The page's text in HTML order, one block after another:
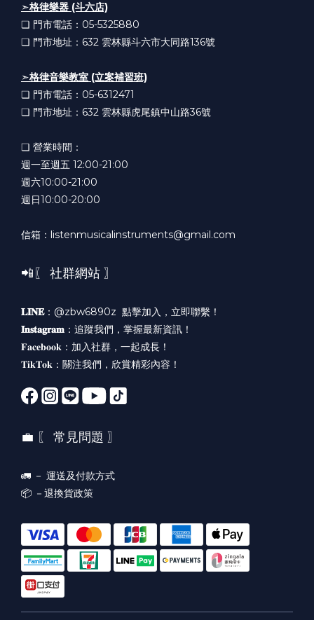
➣格律樂器 (斗六店)
❏ 門市電話：05-5325880
❏ 門市地址：632 雲林縣斗六市大同路136號
➣格律音樂教室 (立案補習班)
❏ 門市電話：05-6312471
❏ 門市地址：632 雲林縣虎尾鎮中山路36號
❏ 營業時間：
週一至週五 12:00-21:00
週六10:00-21:00
週日10:00-20:00
信箱：listenmusicalinstruments@gmail.com
📲〖 社群網站 〗
𝐋𝐈𝐍𝐄：@zbw6890z 點擊加入，立即聯繫！
𝐈𝐧𝐬𝐭𝐚𝐠𝐫𝐚𝐦 ： 追蹤我們，掌握最新資訊！
𝐅𝐚𝐜𝐞𝐛𝐨𝐨𝐤： 加入社群，一起成長！
𝐓𝐢𝐤𝐓𝐨𝐤： 關注我們，欣賞精彩內容！
💼 〖 常見問題 〗
🚛 － 運送及付款方式
📦 － 退換貨政策